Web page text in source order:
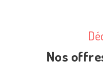
Nos